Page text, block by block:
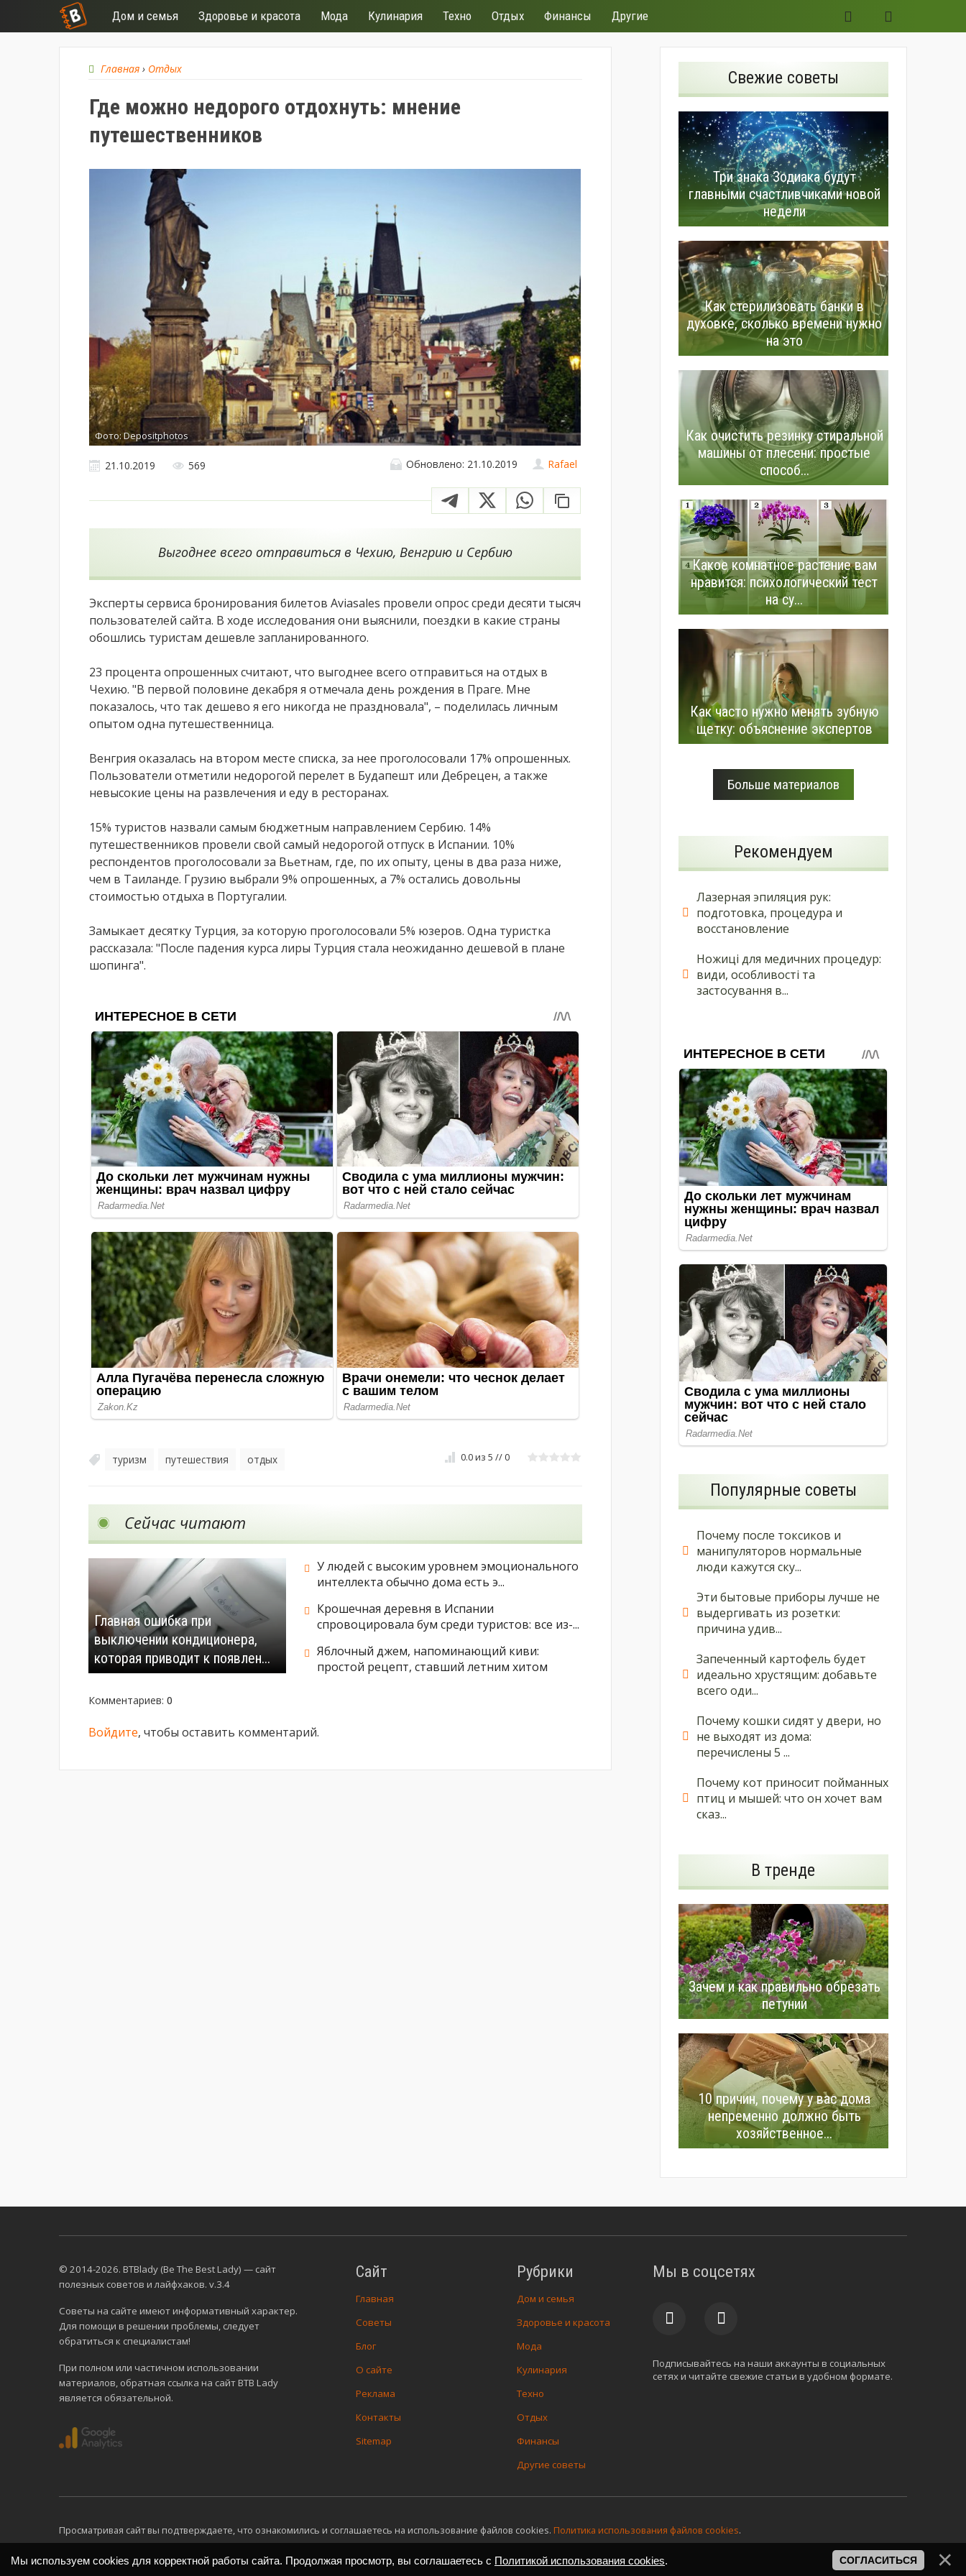
Дом и семья Здоровье и красота Мода Кулинария Техно Отдых Финансы Другие
Главная › Отдых
Где можно недорого отдохнуть: мнение
путешественников
Фото: Depositphotos
Rafael
Обновлено: 21.10.2019
21.10.2019 569
Выгоднее всего отправиться в Чехию, Венгрию и Сербию
Эксперты сервиса бронирования билетов Aviasales провели опрос среди десяти тысяч
пользователей сайта. В ходе исследования они выяснили, поездки в какие страны
обошлись туристам дешевле запланированного.
23 процента опрошенных считают, что выгоднее всего отправиться на отдых в
Чехию. "В первой половине декабря я отмечала день рождения в Праге. Мне
показалось, что так дешево я его никогда не праздновала", – поделилась личным
опытом одна путешественница.
Венгрия оказалась на втором месте списка, за нее проголосовали 17% опрошенных.
Пользователи отметили недорогой перелет в Будапешт или Дебрецен, а также
невысокие цены на развлечения и еду в ресторанах.
15% туристов назвали самым бюджетным направлением Сербию. 14%
путешественников провели свой самый недорогой отпуск в Испании. 10%
респондентов проголосовали за Вьетнам, где, по их опыту, цены в два раза ниже,
чем в Таиланде. Грузию выбрали 9% опрошенных, а 7% остались довольны
стоимостью отдыха в Португалии.
Замыкает десятку Турция, за которую проголосовали 5% юзеров. Одна туристка
рассказала: "После падения курса лиры Турция стала неожиданно дешевой в плане
шопинга".
0.0из 5 // 0
туризм путешествия отдых
Сейчас читают
Главная ошибка при
выключении кондиционера,
которая приводит к появлен...
У людей с высоким уровнем эмоционального
интеллекта обычно дома есть э...
Крошечная деревня в Испании
спровоцировала бум среди туристов: все из-...
Яблочный джем, напоминающий киви:
простой рецепт, ставший летним хитом
Комментариев: 0
Войдите, чтобы оставить комментарий.
Свежие советы
Три знака Зодиака будут
главными счастливчиками новой
недели
Как стерилизовать банки в
духовке, сколько времени нужно
на это
Как очистить резинку стиральной
машины от плесени: простые
способ...
Какое комнатное растение вам
нравится: психологический тест
на су...
Как часто нужно менять зубную
щетку: объяснение экспертов
Больше материалов
Рекомендуем
Лазерная эпиляция рук:
подготовка, процедура и
восстановление
Ножиці для медичних процедур:
види, особливості та
застосування в...
Популярные советы
Почему после токсиков и
манипуляторов нормальные
люди кажутся ску...
Эти бытовые приборы лучше не
выдергивать из розетки:
причина удив...
Запеченный картофель будет
идеально хрустящим: добавьте
всего оди...
Почему кошки сидят у двери, но
не выходят из дома:
перечислены 5 ...
Почему кот приносит пойманных
птиц и мышей: что он хочет вам
сказ...
В тренде
Зачем и как правильно обрезать
петунии
10 причин, почему у вас дома
непременно должно быть
хозяйственное...
© 2014-2026. BTBlady (Be The Best Lady) — сайт
полезных советов и лайфхаков. v.3.4
Советы на сайте имеют информативный характер.
Для помощи в решении проблемы, следует
обратиться к специалистам!
При полном или частичном использовании
материалов, обратная ссылка на сайт BTB Lady
является обязательной.
Сайт
Главная
Советы
Блог
О сайте
Реклама
Контакты
Sitemap
Рубрики
Дом и семья
Здоровье и красота
Мода
Кулинария
Техно
Отдых
Финансы
Другие советы
Мы в соцсетях
Подписывайтесь на наши аккаунты в социальных
сетях и читайте свежие статьи в удобном формате.
Просматривая сайт вы подтверждаете, что ознакомились и соглашаетесь на использование файлов cookies. Политика использования файлов cookies.
Мы используем cookies для корректной работы сайта. Продолжая просмотр, вы соглашаетесь с Политикой использования cookies. СОГЛАСИТЬСЯ